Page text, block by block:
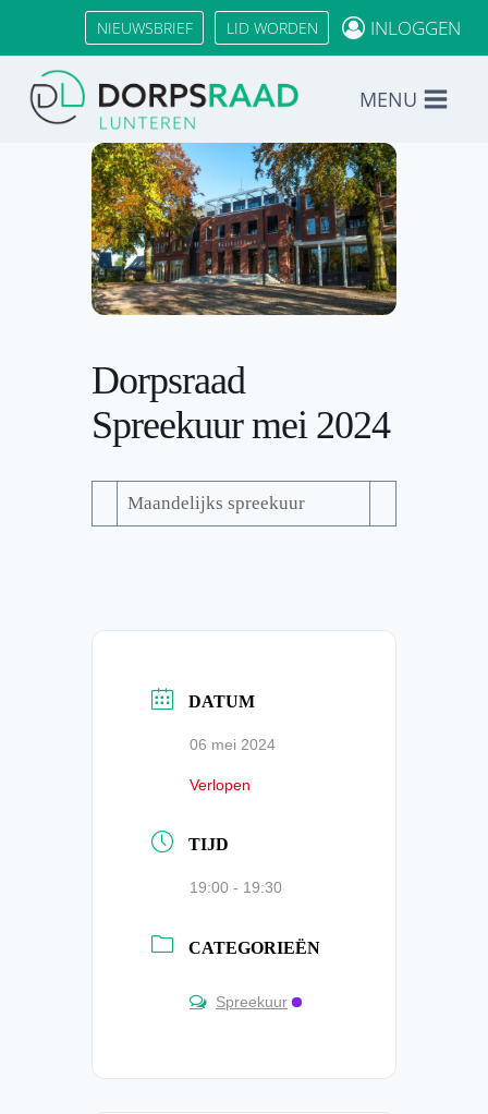
inhoud
NIEUWSBRIEF LID WORDEN INLOGGEN
MENU
Dorpsraad
Spreekuur mei 2024
Maandelijks spreekuur
DATUM
06 mei 2024
Verlopen
TIJD
19:00 - 19:30
CATEGORIEËN
Spreekuur